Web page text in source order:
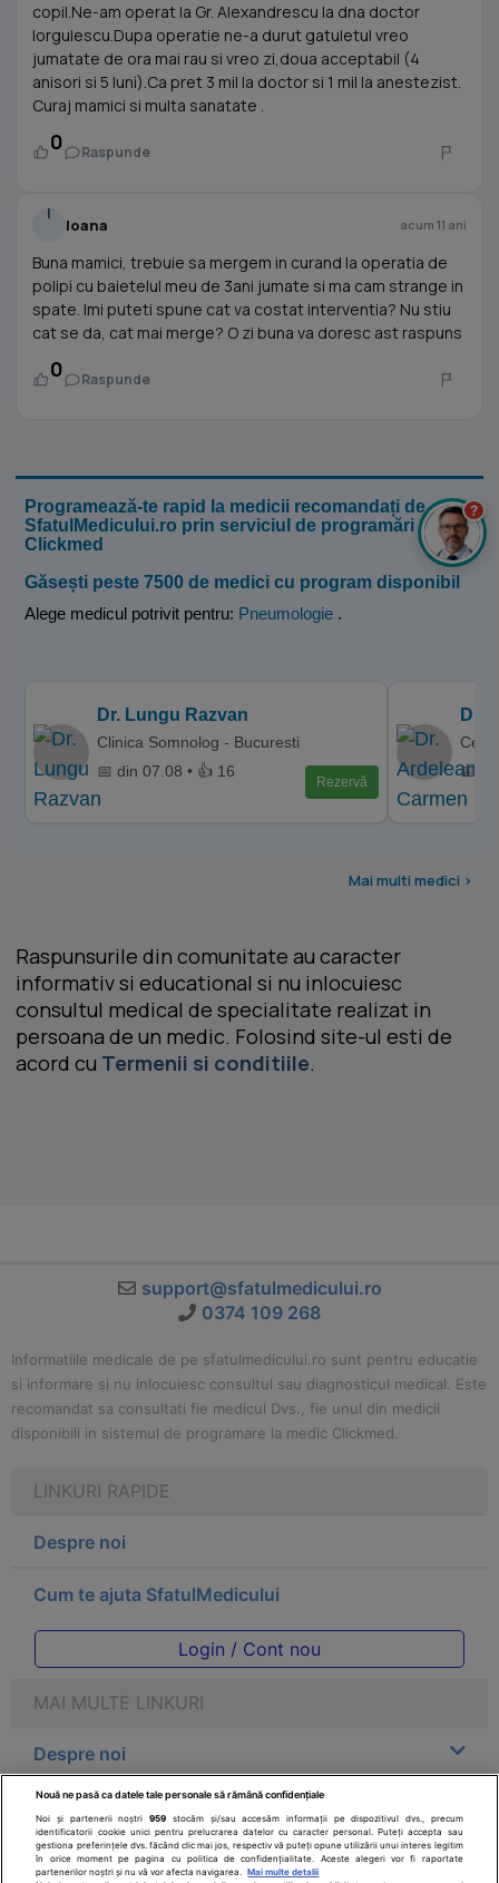
copil.Ne-am operat la Gr. Alexandrescu la dna doctor
Iorgulescu.Dupa operatie ne-a durut gatuletul vreo
jumatate de ora mai rau si vreo zi,doua acceptabil (4
anisori si 5 luni).Ca pret 3 mil la doctor si 1 mil la anestezist.
Curaj mamici si multa sanatate .
0 Raspunde
I
Ioana acum 11 ani
Buna mamici, trebuie sa mergem in curand la operatia de
polipi cu baietelul meu de 3ani jumate si ma cam strange in
spate. Imi puteti spune cat va costat interventia? Nu stiu
cat se da, cat mai merge? O zi buna va doresc ast raspuns
0 Raspunde
Programează-te rapid la medicii recomandați de
SfatulMedicului.ro prin serviciul de programări
Clickmed
Găsești peste 7500 de medici cu program disponibil
Alege medicul potrivit pentru: Pneumologie .
Dr. Lungu Razvan
Clinica Somnolog - Bucuresti
📅 din 07.08 • 👍 16
Rezervă
Dr.
📅
Mai multi medici >
Raspunsurile din comunitate au caracter
informativ si educational si nu inlocuiesc
consultul medical de specialitate realizat in
persoana de un medic. Folosind site-ul esti de
acord cu Termenii si conditiile.
support@sfatulmedicului.ro
0374 109 268
Informatiile medicale de pe sfatulmedicului.ro sunt pentru educatie
si informare si nu inlocuiesc consultul sau diagnosticul medical. Este
recomandat sa consultati fie medicul Dvs., fie unul din medicii
disponibili in sistemul de programare la medic Clickmed.
LINKURI RAPIDE
Despre noi
Cum te ajuta SfatulMedicului
Login / Cont nou
MAI MULTE LINKURI
Despre noi
Legal
Drepturile consumatorului
?
Nouă ne pasă ca datele tale personale să rămână confidențiale
Noi și partenerii noștri959 stocăm și/sau accesăm informații pe dispozitivul dvs., precum
identificatorii cookie unici pentru prelucrarea datelor cu caracter personal. Puteți accepta sau
gestiona preferințele dvs. făcând clic mai jos, respectiv vă puteți opune utilizării unui interes legitim
în orice moment pe pagina cu politica de confidențialitate. Aceste alegeri vor fi raportate
partenerilor noștri și nu vă vor afecta navigarea.
Mai multe detalii